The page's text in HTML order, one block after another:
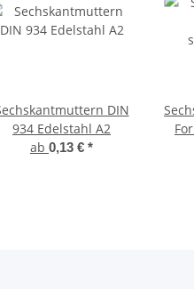
DIN
934 Edelstahl A2
ab 0,13 € *